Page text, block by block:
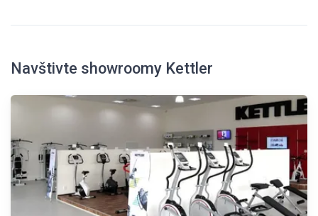
Navštivte showroomy Kettler